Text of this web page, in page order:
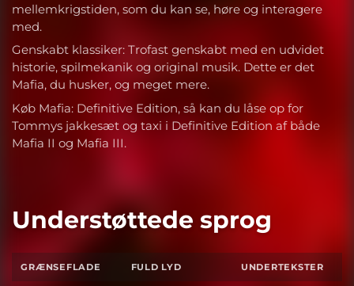
mellemkrigstiden, som du kan se, høre og interagere
med.
Genskabt klassiker: Trofast genskabt med en udvidet
historie, spilmekanik og original musik. Dette er det
Mafia, du husker, og meget mere.
Køb Mafia: Definitive Edition, så kan du låse op for
Tommys jakkesæt og taxi i Definitive Edition af både
Mafia II og Mafia III.
Understøttede sprog
GRÆNSEFLADE FULD LYD UNDERTEKSTER